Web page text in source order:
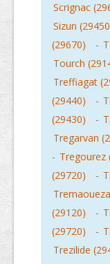
Scrignac
Sizun
(29670)
-
Tourch
Treffiagat
(29440)
-
(29430)
-
Tregarvan
- Tregourez
(29720)
-
(29120)
-
(29720)
-
Trezilide